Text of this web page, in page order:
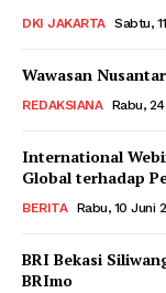
DKI JAKARTA Sabtu,
Wawasan
REDAKSIANA Rabu,
International
Global terhadap
BERITA Rabu, 10 Juni
BRI Bekasi
BRImo